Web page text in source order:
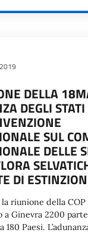
DELLA
DEGLI
SUL
DELLE
DI
la riunione della
a Ginevra 2200
Paesi.